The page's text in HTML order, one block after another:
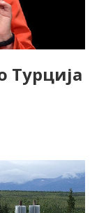
Турција